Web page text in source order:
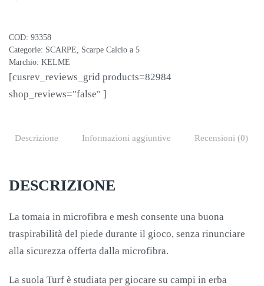
A
5
quantità
COD: 93358
Categorie: SCARPE, Scarpe Calcio a 5
Marchio: KELME
[cusrev_reviews_grid products=82984
shop_reviews="false" ]
Descrizione Informazioni aggiuntive Recensioni (0)
DESCRIZIONE
La tomaia in microfibra e mesh consente una buona
traspirabilità del piede durante il gioco, senza rinunciare
alla sicurezza offerta dalla microfibra.
La suola Turf è studiata per giocare su campi in erba